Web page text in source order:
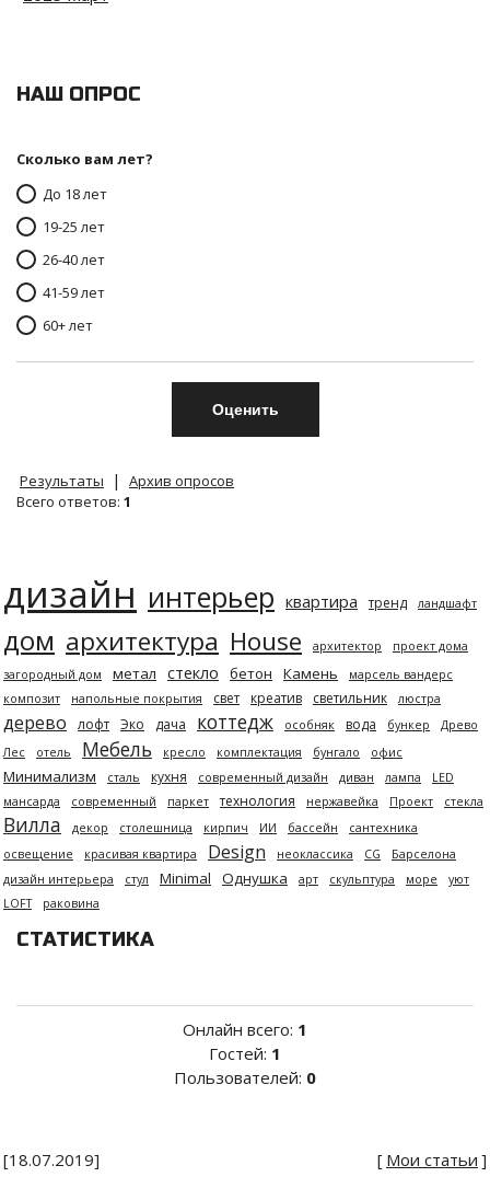
НАШ ОПРОС
Сколько вам лет?
До 18 лет
19-25 лет
26-40 лет
41-59 лет
60+ лет
Результаты |
Архив опросов
Всего ответов: 1
дизайн интерьер квартира тренд ландшафт
дом архитектура House архитектор
проект дома
загородный дом
метал стекло бетон Камень
марсель вандерс
композит
напольные покрытия свет креатив светильник люстра
дерево лофт Эко дача коттедж особняк вода бункер
Древо
Лес
отель Мебель кресло комплектация бунгало офис
Минимализм сталь кухня современный дизайн диван лампа
LED
мансарда
современный паркет технология нержавейка Проект стекла
Вилла декор столешница кирпич ИИ бассейн
сантехника
освещение
красивая квартира Design неоклассика CG
Барселона
дизайн интерьера
стул Minimal Однушка арт скульптура море
уют
LOFT
раковина
СТАТИСТИКА
Онлайн всего: 1
Гостей: 1
Пользователей: 0
[18.07.2019] [ Мои статьи ]